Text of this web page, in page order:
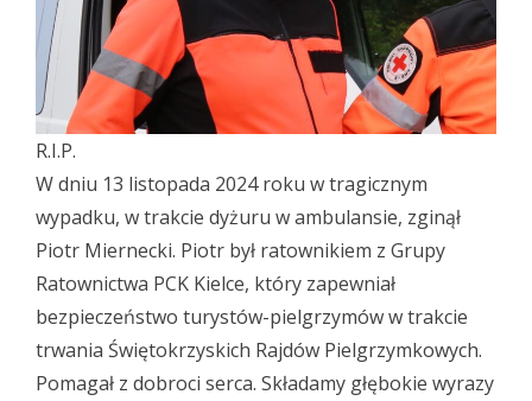
R.I.P.
W dniu 13 listopada 2024 roku w tragicznym
wypadku, w trakcie dyżuru w ambulansie, zginął
Piotr Miernecki. Piotr był ratownikiem z Grupy
Ratownictwa PCK Kielce, który zapewniał
bezpieczeństwo turystów-pielgrzymów w trakcie
trwania Świętokrzyskich Rajdów Pielgrzymkowych.
Pomagał z dobroci serca. Składamy głębokie wyrazy